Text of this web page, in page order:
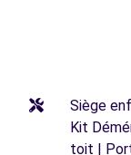
Siège
Kit
toit |